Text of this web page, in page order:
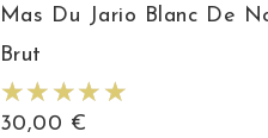
Mas Du Jario Blanc De
Brut
30,00 €